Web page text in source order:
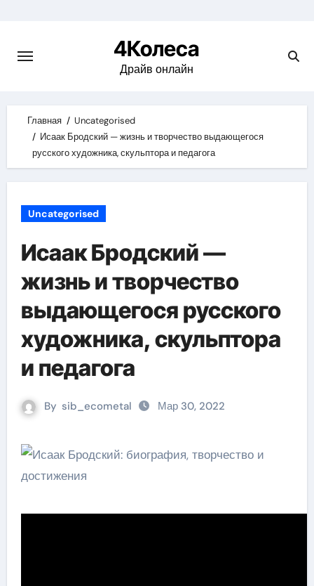
content
4Колеса
Драйв онлайн
Главная
Uncategorised
Исаак Бродский — жизнь и творчество выдающегося
русского художника, скульптора и педагога
Uncategorised
Исаак Бродский —
жизнь и творчество
выдающегося русского
художника, скульптора
и педагога
By sib_ecometal Мар 30, 2022